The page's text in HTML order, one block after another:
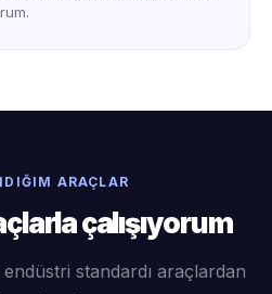
ARAÇLAR
çalışıyorum
standardı araçlardan